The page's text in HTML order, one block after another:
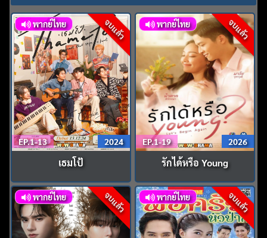
จบแล้ว
พากย์ไทย
EP.1-13 2024
เธมโป้
จบแล้ว
พากย์ไทย
EP.1-19 2026
รักได้หรือ Young
จบแล้ว
พากย์ไทย จบแล้ว
พากย์ไทย